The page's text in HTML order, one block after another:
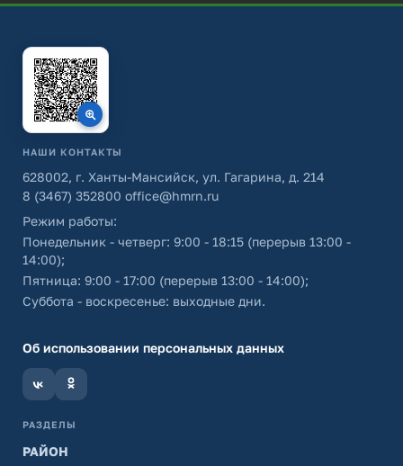
НАШИ КОНТАКТЫ
628002, г. Ханты-Мансийск, ул. Гагарина, д. 214
8 (3467) 352800 office@hmrn.ru
Режим работы:
Понедельник - четверг: 9:00 - 18:15 (перерыв 13:00 -
14:00);
Пятница: 9:00 - 17:00 (перерыв 13:00 - 14:00);
Суббота - воскресенье: выходные дни.
Об использовании персональных данных
РАЗДЕЛЫ
РАЙОН